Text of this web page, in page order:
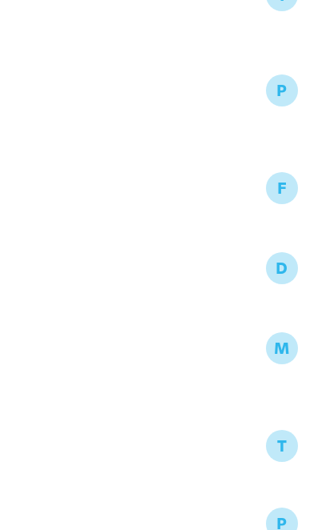
P
F
D
M
T
P